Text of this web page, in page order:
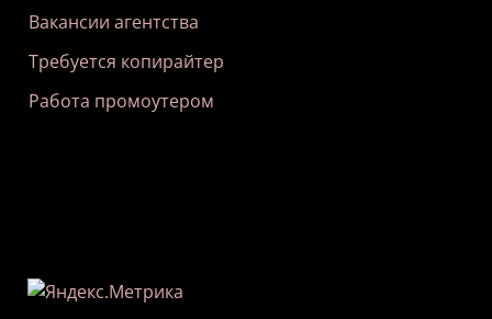
Вакансии агентства
Требуется копирайтер
Работа промоутером